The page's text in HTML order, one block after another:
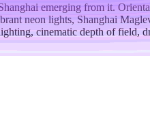
emerging from it.
neon lights, Shanghai
cinematic depth of field,